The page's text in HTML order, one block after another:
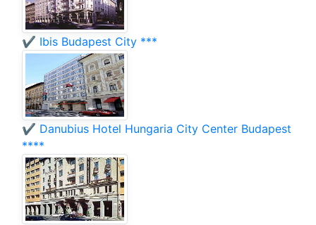
✔️ Ibis Budapest City ***
✔️ Danubius Hotel Hungaria City Center Budapest
****